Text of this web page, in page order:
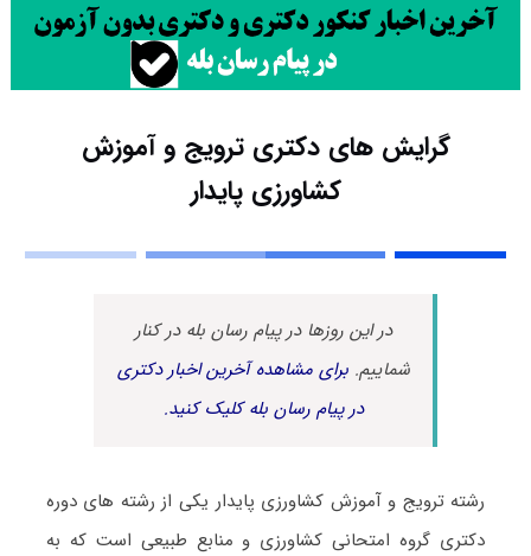
گرایش های دکتری ﺗﺮوﻳﺞ و آﻣﻮزش
ﻛﺸﺎورزی ﭘﺎﻳﺪار
در این روزها در پیام رسان بله در کنار
شماییم.برای مشاهده آخرین اخبار دکتری
در پیام رسان بله کلیک کنید.
رشته ﺗﺮوﻳﺞ و آﻣﻮزش ﻛﺸﺎورزی ﭘﺎﻳﺪار یکی از رشته های دوره
دکتری گروه امتحانی کشاورزی و منابع طبیعی است که به